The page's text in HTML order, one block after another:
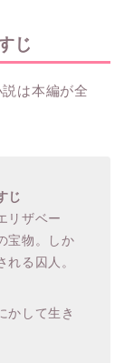
じ
は本編が全
じ
リザベー
宝物。しか
れる囚人。
かして生き